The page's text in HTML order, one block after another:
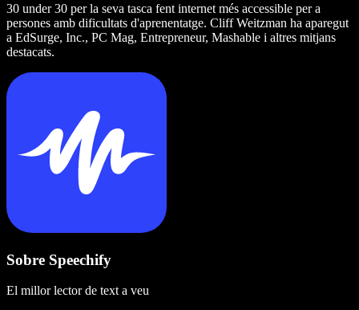
30 under 30 per la seva tasca fent internet més accessible per a
persones amb dificultats d'aprenentatge. Cliff Weitzman ha aparegut
a EdSurge, Inc., PC Mag, Entrepreneur, Mashable i altres mitjans
destacats.
Sobre Speechify
El millor lector de text a veu